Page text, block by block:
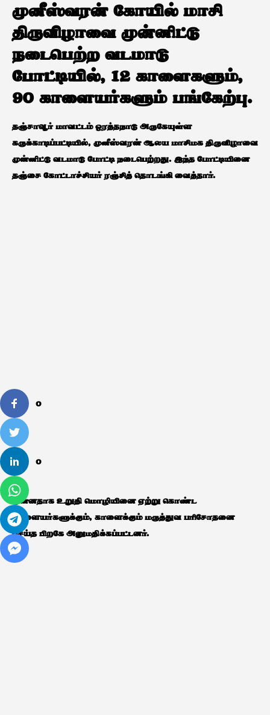
0
0
முனீஸ்வரன் கோயில் மாசி
திருவிழாவை முன்னிட்டு
நடைபெற்ற வடமாடு
போட்டியில், 12 காளைகளும்,
90 காளையர்களும் பங்கேற்பு.
தஞ்சாவூர் மாவட்டம் ஒரத்தநாடு அருகேயுள்ள
கருக்காடிப்பட்டியில், முனீஸ்வரன் ஆலய மாசிமக திருவிழாவை
முன்னிட்டு வடமாடு போட்டி நடைபெற்றது. இந்த போட்டியினை
தஞ்சை கோட்டாச்சியர் ரஞ்சித் தொடங்கி வைத்தார்.
முன்னதாக உறுதி மொழியினை ஏற்று கொண்ட
காளையர்களுக்கும், காளைக்கும் மருத்துவ பரிசோதனை
செய்த பிறகே அனுமதிக்கப்பட்டனர்.